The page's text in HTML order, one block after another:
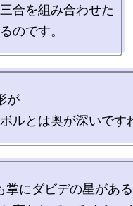
合を組み合わせた
が
掌にダビデの星があ